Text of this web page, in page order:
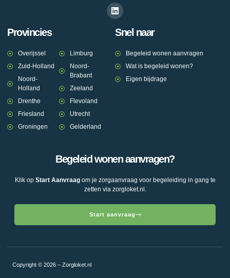
Provincies
Overijssel
Zuid-Holland
Noord-
Holland
Drenthe
Friesland
Groningen
Limburg
Noord-
Brabant
Zeeland
Flevoland
Utrecht
Gelderland
Snel naar
Begeleid wonen aanvragen
Wat is begeleid wonen?
Eigen bijdrage
Begeleid wonen aanvragen?
Klik op Start Aanvraagom je zorgaanvraag voor begeleiding in gang te
zetten via zorgloket.nl.
Start aanvraag
Copyright © 2026 – Zorgloket.nl